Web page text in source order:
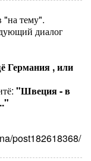
тему".
диалог
Германия , или
"Швеция - в
post182618368/